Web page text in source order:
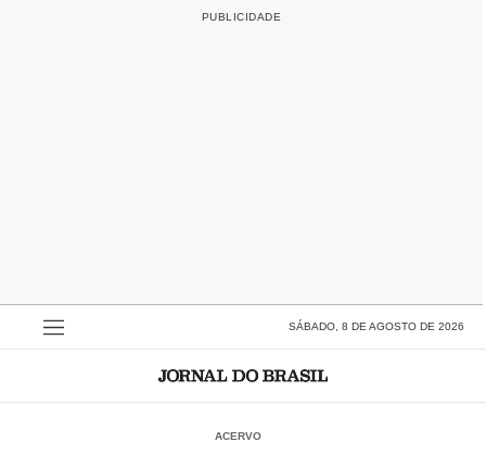
SÁBADO, 8 DE AGOSTO DE 2026
ACERVO